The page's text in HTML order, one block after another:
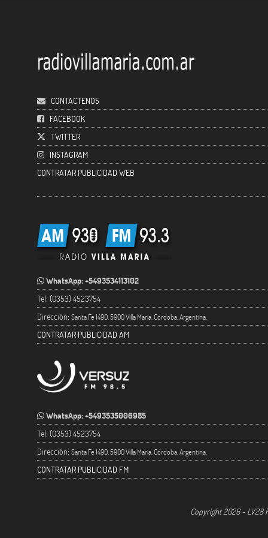
CONTACTENOS
FACEBOOK
TWITTER
INSTAGRAM
CONTRATAR PUBLICIDAD WEB
WhatsApp: +5493534113102
Tel: (0353) 4523754
Dirección: Santa Fe 1490. 5900 Villa María, Córdoba, Argentina.
CONTRATAR PUBLICIDAD AM
WhatsApp: +5493535006985
Tel: (0353) 4523754
Dirección: Santa Fe 1490. 5900 Villa María, Córdoba, Argentina.
CONTRATAR PUBLICIDAD FM
Copyright 2026 - LV28